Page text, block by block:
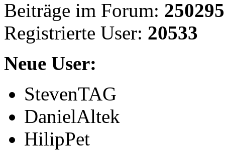
Beiträge im Forum: 250295
Registrierte User: 20533
Neue User:
StevenTAG
DanielAltek
HilipPet